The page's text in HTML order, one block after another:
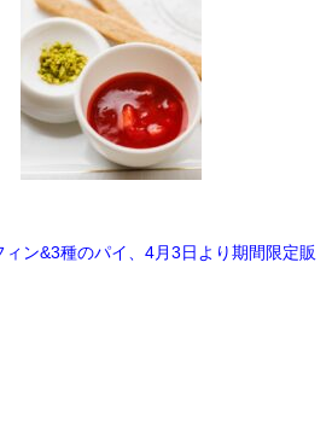
ン&3種のパイ、4月3日より期間限定販